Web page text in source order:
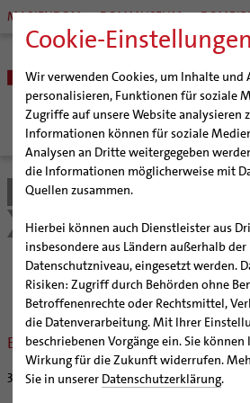
Cookie-Einstellungen
Wir verwenden Cookies, um Inhalte und
personalisieren, Funktionen für soziale
Zugriffe auf unsere Website analysieren
Informationen können für soziale
Analysen an Dritte weitergegeben
die Informationen möglicherweise mit
Quellen zusammen.
Hierbei können auch Dienstleister aus
insbesondere aus Ländern außerhalb der
Datenschutzniveau, eingesetzt werden.
Risiken: Zugriff durch Behörden ohne
Betroffenenrechte oder Rechtsmittel,
die Datenverarbeitung. Mit Ihrer
beschriebenen Vorgänge ein. Sie
Wirkung für die Zukunft widerrufen.
Sie in unserer Datenschutzerklärung.
MARIENDOM DOMMUSEUM
BISTUM
Bischöfe
Weihbischof Dr. Martin Marahrens
Bischof em. Norbert Trelle
Weihbischof em. Bongartz
Weihbischof em. Schwerdtfeger
Weihbischof em. Koitz
Bischof em. Dr. Wüstenberg
Generalvikariat
Gremien
Diözesangericht
Gemeindegremien
Pfarrgemeinden
Hildesheimer Dom
Virtueller Rundgang durch den Dom
Tausendjähriger Rosenstock
Die Hildesheimer Dommusik
Wallfahrten | Pilgern
Termine Wallfahrten und Pilgern
Jakobswege im Bistum Hildesheim
Veranstaltungen
Strategieprozess
Jugend
SEELSORGE
Katholisch werden
Wiedereintritt
Erwachsenenkatechumenat
Glaube leben
Glaubensveranstaltungen
Taufe
Fragen zur Taufe
Erwachsenentaufe
Taufsymbole
Erstkommunion
Firmung
Hochzeit
Katholisch heiraten
Lebensende
BERATUNG & HILFE
Ehe-, Familien-, und Lebensberatung (EFL)
Schwangerenberatung
Beratungsstellen
Prävention und Hilfe bei sexualisierter
Schuldnerberatung
Beratungsstellen
Caritas
Bischöfliche Stiftung Gemeinsam für das
BILDUNG & KULTUR
Schulen | Hochschulen
Katholische Schulen im Bistum
Veranstaltungen
Schulpastoral
Dommuseum
Dombibliothek
Bistumsarchiv
KIRCHE & GESELLSCHAFT
Ökumene
Interreligiöser Dialog
Weltkirche
Bistum Hildesheim
Internationale Freiwilligendienste
Es wurden keine passenden
31.08.2020